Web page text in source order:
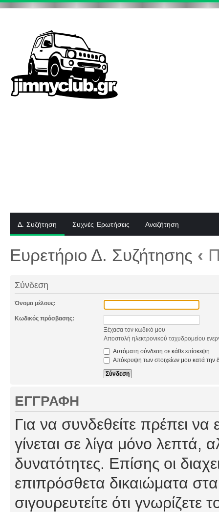
Δ. Συζήτηση Συχνές Ερωτήσεις Αναζήτηση
Ευρετήριο Δ. Συζήτησης ‹
Σύνδεση
Όνομα μέλους:
Κωδικός πρόσβασης:
Ξέχασα τον κωδικό μου
Αποστολή ηλεκτρονικού ταχυδρομείου
Αυτόματη σύνδεση σε κάθε επίσκεψη
Απόκρυψη των στοιχείων μου κατά την
ΕΓΓΡΑΦΉ
Για να συνδεθείτε πρέπει
γίνεται σε λίγα μόνο λεπτά,
δυνατότητες. Επίσης οι
επιπρόσθετα δικαιώματα
σιγουρευτείτε ότι γνωρίζετε